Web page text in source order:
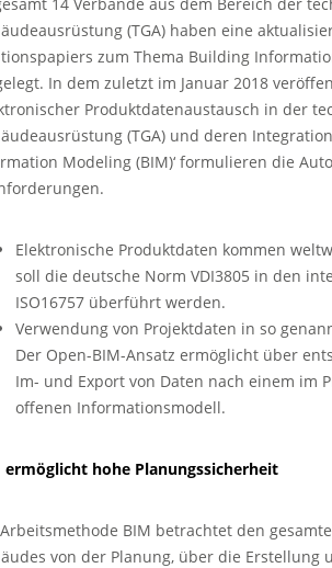
(TGA) haben eine
zum Thema Building
In dem zuletzt im Januar 2018
Produktdatenaustausch in der
(TGA) und deren
Modeling (BIM)‘ formulieren die
Elektronische Produktdaten kommen
soll die deutsche Norm VDI3805 in den
ISO16757 überführt werden.
Verwendung von Projektdaten in so
Der Open-BIM-Ansatz ermöglicht über
Im- und Export von Daten nach einem im
offenen Informationsmodell.
ermöglicht hohe Planungssicherheit
BIM betrachtet den
von der Planung, über die Erstellung